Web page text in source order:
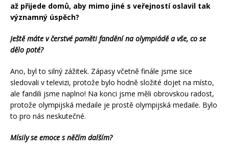
až přijede domů, aby mimo jiné s veřejností oslavil tak
významný úspěch?
Ještě máte v čerstvé paměti fandění na olympiádě a vše, co se
dělo poté?
Ano, byl to silný zážitek. Zápasy včetně finále jsme sice
sledovali v televizi, protože bylo hodně složité dojet na místo,
ale fandili jsme naplno! Na konci jsme měli obrovskou radost,
protože olympijská medaile je prostě olympijská medaile. Bylo
to pro nás neskutečné.
Mísily se emoce s něčím dalším?